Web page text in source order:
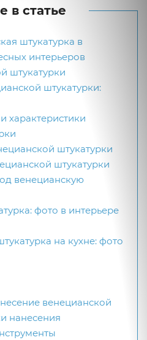
в статье
штукатурка в
интерьеров
штукатурки
штукатурки:
характеристики
штукатурки
штукатурки
венецианскую
фото в интерьере
на кухне: фото
венецианской
нанесения